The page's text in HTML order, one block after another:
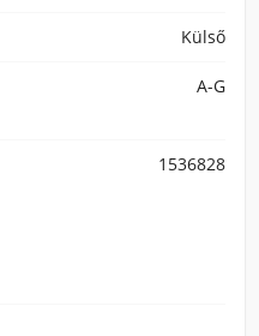
Külső
A-G
1536828